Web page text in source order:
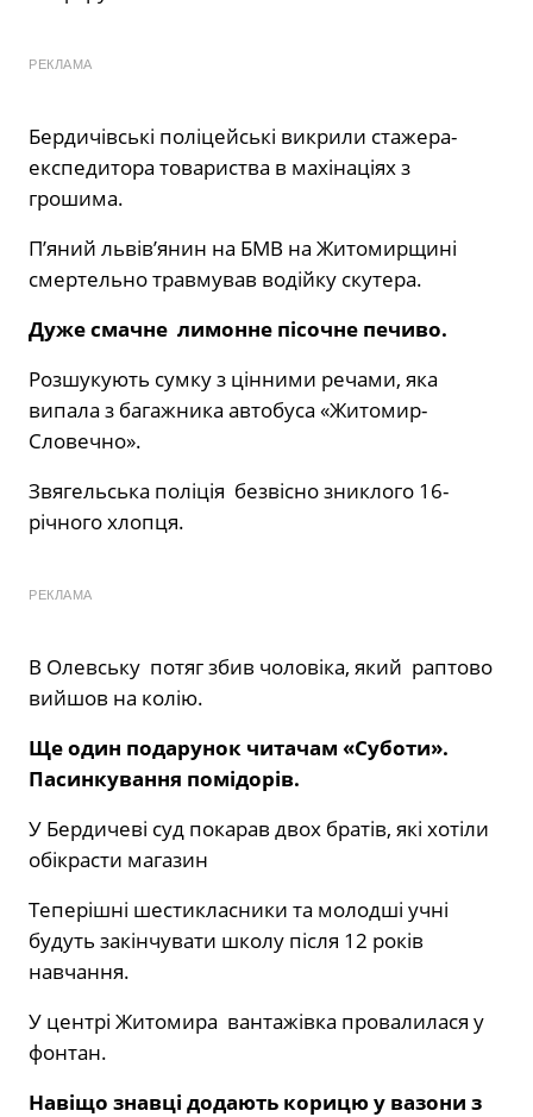
РЕКЛАМА
Бердичівські поліцейські викрили стажера-
експедитора товариства в махінаціях з
грошима.
П’яний львів’янин на БМВ на Житомирщині
смертельно травмував водійку скутера.
Дуже смачне лимонне пісочне печиво.
Розшукують сумку з цінними речами, яка
випала з багажника автобуса «Житомир-
Словечно».
Звягельська поліція безвісно зниклого 16-
річного хлопця.
РЕКЛАМА
В Олевську потяг збив чоловіка, який раптово
вийшов на колію.
Ще один подарунок читачам «Суботи».
Пасинкування помідорів.
У Бердичеві суд покарав двох братів, які хотіли
обікрасти магазин
Теперішні шестикласники та молодші учні
будуть закінчувати школу після 12 років
навчання.
У центрі Житомира вантажівка провалилася у
фонтан.
Навіщо знавці додають корицю у вазони з